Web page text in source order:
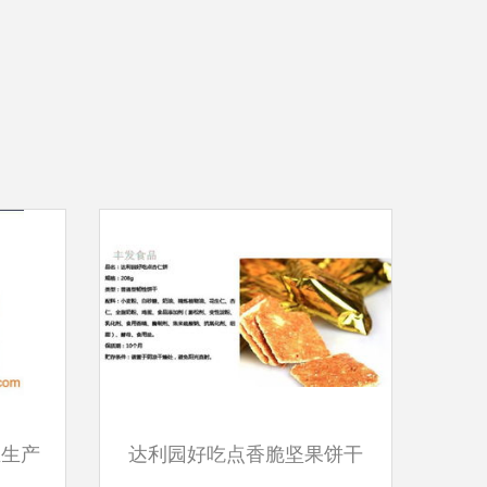
产 达利园好吃点香脆坚果饼干